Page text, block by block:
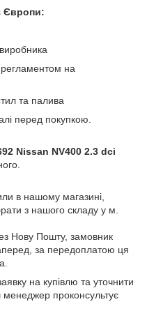
Європи:
на
та палива
перед покупкою.
Nissan NV400 2.3 dci
в нашому магазині,
з нашого складу у м.
Нову Пошту, замовник
за передоплатою ця
на купівлю та уточнити
менеджер проконсультує